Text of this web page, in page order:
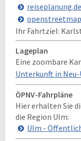
reiseplanung.de
Ihr Fahrtziel:
Lageplan
Eine zoombare
Unterkunft in
ÖPNV-Fahrpläne
Hier erhalten Sie
die Region Ulm:
Ulm -